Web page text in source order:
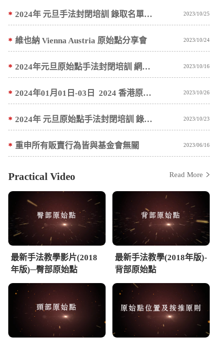
* 2024年 元旦手法封閉培訓 錄取名單預計 10/10 ~ 10/15 陸續通知 2023/10/25
* 維也納 Vienna Austria 原始點分享會 2023/10/24
* 2024年元旦原始點手法封閉培訓 網路報名公告 2023/10/16
* 2024年01月01日-03日 2024 香港原始點醫學健康講座 網路報名公告 2023/10/26
* 2024年 元旦原始點手法封閉培訓 錄取名單公告 2023/10/23
* 重申所有販賣行為皆與基金會無關 2023/06/16
Practical Video Read More
最新手法教學影片(2018
年版)─臀部原始點
最新手法教學(2018年版)-
背部原始點